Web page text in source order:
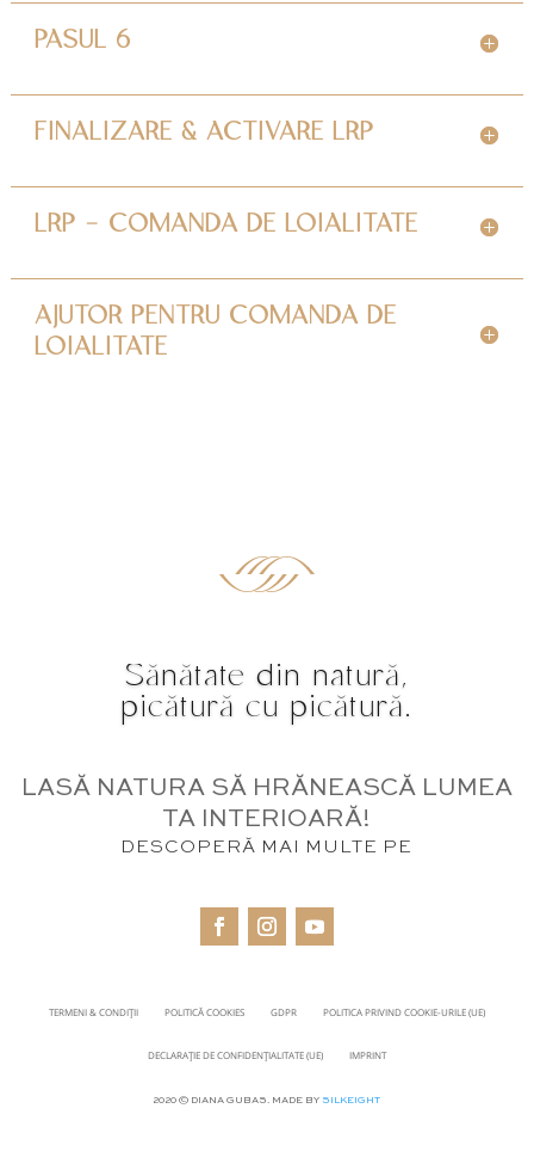
PASUL 6
FINALIZARE & ACTIVARE LRP
LRP - COMANDA DE LOIALITATE
AJUTOR PENTRU COMANDA DE
LOIALITATE
Sănătate din natură,
picătură cu picătură.
LASĂ NATURA SĂ HRĂNEASCĂ LUMEA
TA INTERIOARĂ!
DESCOPERĂ MAI MULTE PE
TERMENI & CONDIȚII POLITICĂ COOKIES GDPR POLITICA PRIVIND COOKIE-URILE (UE)
DECLARAȚIE DE CONFIDENȚIALITATE (UE) IMPRINT
2020 © DIANA GUBAS. MADE BY SILKEIGHT